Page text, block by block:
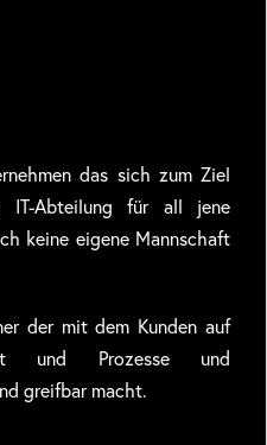
das sich zum Ziel
Abteilung für all jene
keine eigene Mannschaft
der mit dem Kunden auf
und Prozesse und
greifbar macht.